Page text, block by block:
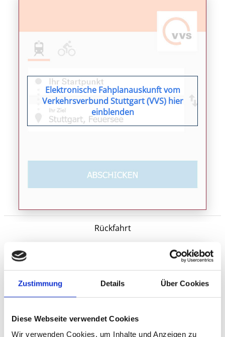
Zustimmung Details Über Cookies
Diese Webseite verwendet Cookies
Wir verwenden Cookies, um Inhalte und Anzeigen zu
Elektronische Fahplanauskunft vom
Verkehrsverbund Stuttgart (VVS) hier
einblenden
Rückfahrt